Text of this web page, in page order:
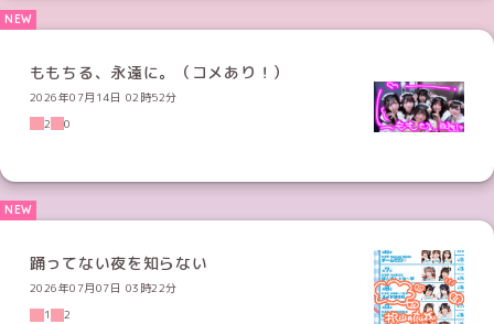
ももちる、永遠に。（コメあり！）
2026年07月14日 02時52分
2
0
踊ってない夜を知らない
2026年07月07日 03時22分
1
2